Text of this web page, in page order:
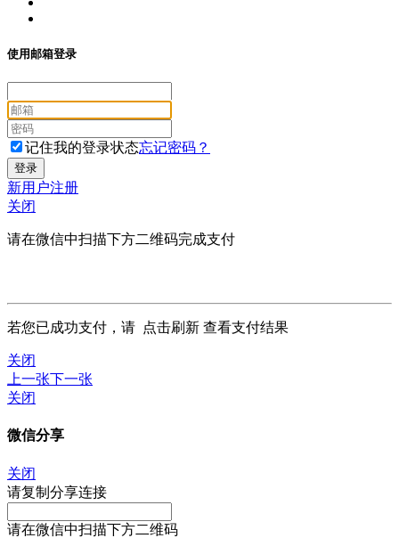
使用邮箱登录
记住我的登录状态忘记密码？
新用户注册
关闭
请在微信中扫描下方二维码完成支付
若您已成功支付，请 点击刷新 查看支付结果
关闭
上一张下一张
关闭
微信分享
关闭
请复制分享连接
请在微信中扫描下方二维码